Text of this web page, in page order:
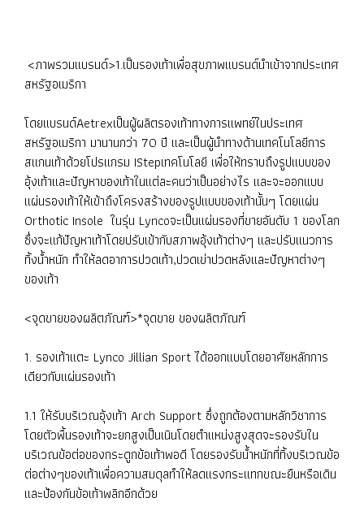
<ภาพรวมแบรนด์>1.เป็นรองเท้าเพื่อสุขภาพแบรนด์นำเข้าจากประเทศ
สหรัฐอเมริกา
โดยแบรนด์Aetrexเป็นผู้ผลิตรองเท้าทางการแพทย์ในประเทศ
สหรัฐอเมริกา มานานกว่า 70 ปี และเป็นผู้นำทางด้านเทคโนโลยีการ
สแกนเท้าด้วยโปรแกรม IStepเทคโนโลยี เพื่อให้ทราบถึงรูปแบบของ
อุ้งเท้าและปัญหาของเท้าในแต่ละคนว่าเป็นอย่างไร และจะออกแบบ
แผ่นรองเท้าให้เข้าถึงโครงสร้างของรูปแบบของเท้านั้นๆ โดยแผ่น
Orthotic Insole ในรุ่น Lyncoจะเป็นแผ่นรองที่ขายอันดับ 1 ของโลก
ซึ่งจะแก้ปัญหาเท้าโดยปรับเข้ากับสภาพอุ้งเท้าต่างๆ และปรับแนวการ
ทิ้งน้ำหนัก ทำให้ลดอาการปวดเท้า,ปวดเข่าปวดหลังและปัญหาต่างๆ
ของเท้า
<จุดขายของผลิตภัณฑ์>*จุดขาย ของผลิตภัณฑ์
1. รองเท้าแตะ Lynco Jillian Sport ได้ออกแบบโดยอาศัยหลักการ
เดียวกับแผ่นรองเท้า
1.1 ให้รับบริเวณอุ้งเท้า Arch Support ซึ่งถูกต้องตามหลักวิชาการ
โดยตัวพื้นรองเท้าจะยกสูงเป็นเนินโดยตำแหน่งสูงสุดจะรองรับใน
บริเวณข้อต่อของกระดูกข้อเท้าพอดี โดยรองรับน้ำหนักที่ทิ้งบริเวณข้อ
ต่อต่างๆของเท้าเพื่อความสมดุลทำให้ลดแรงกระแทกขณะยืนหรือเดิน
และป้องกันข้อเท้าพลิกอีกด้วย